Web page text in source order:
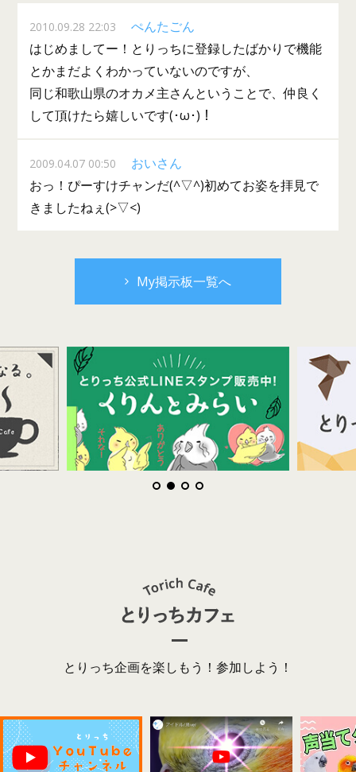
2010.09.28 22:03
ぺんたごん
はじめましてー！とりっちに登録したばかりで機能
とかまだよくわかっていないのですが、
同じ和歌山県のオカメ主さんということで、仲良く
して頂けたら嬉しいです(･ω･)！
2009.04.07 00:50
おいさん
おっ！ぴーすけチャンだ(^▽^)初めてお姿を拝見で
きましたねぇ(>▽<)
My掲示板一覧へ
とりっち企画を楽しもう！参加しよう！